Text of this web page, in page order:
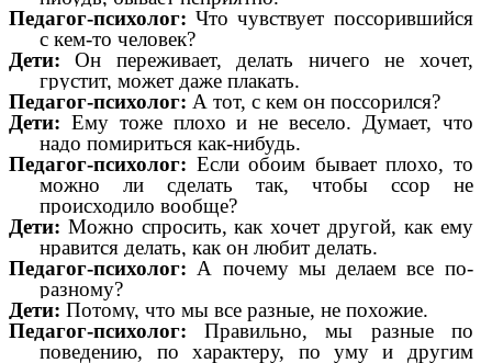
Педагог-психолог: Что чувствует поссорившийся
с кем-то человек?
Дети: Он переживает, делать ничего не хочет,
грустит, может даже плакать.
Педагог-психолог: А тот, с кем он поссорился?
Дети: Ему тоже плохо и не весело. Думает, что
надо помириться как-нибудь.
Педагог-психолог: Если обоим бывает плохо, то
можно ли сделать так, чтобы ссор не
происходило вообще?
Дети: Можно спросить, как хочет другой, как ему
нравится делать, как он любит делать.
Педагог-психолог: А почему мы делаем все по-
разному?
Дети: Потому, что мы все разные, не похожие.
Педагог-психолог: Правильно, мы разные по
поведению, по характеру, по уму и другим